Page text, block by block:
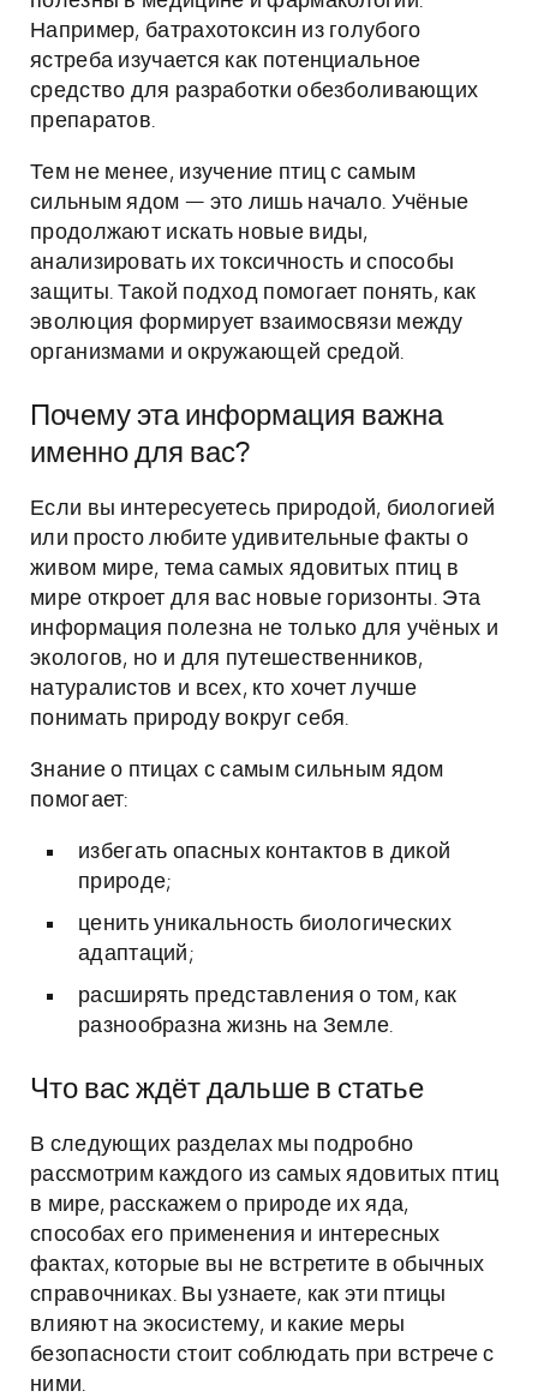
Например, батрахотоксин из голубого
ястреба изучается как потенциальное
средство для разработки обезболивающих
препаратов.
Тем не менее, изучение птиц с самым
сильным ядом — это лишь начало. Учёные
продолжают искать новые виды,
анализировать их токсичность и способы
защиты. Такой подход помогает понять, как
эволюция формирует взаимосвязи между
организмами и окружающей средой.
Почему эта информация важна
именно для вас?
Если вы интересуетесь природой, биологией
или просто любите удивительные факты о
живом мире, тема самых ядовитых птиц в
мире откроет для вас новые горизонты. Эта
информация полезна не только для учёных и
экологов, но и для путешественников,
натуралистов и всех, кто хочет лучше
понимать природу вокруг себя.
Знание о птицах с самым сильным ядом
помогает:
избегать опасных контактов в дикой
природе;
ценить уникальность биологических
адаптаций;
расширять представления о том, как
разнообразна жизнь на Земле.
Что вас ждёт дальше в статье
В следующих разделах мы подробно
рассмотрим каждого из самых ядовитых птиц
в мире, расскажем о природе их яда,
способах его применения и интересных
фактах, которые вы не встретите в обычных
справочниках. Вы узнаете, как эти птицы
влияют на экосистему, и какие меры
безопасности стоит соблюдать при встрече с
ними.